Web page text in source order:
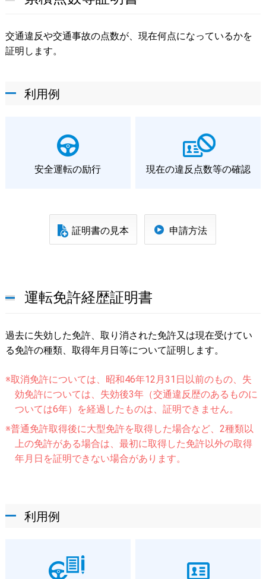
交通違反や交通事故の点数が、現在何点になっているかを
証明します。
利用例
安全運転の励行 現在の違反点数等の確認
証明書の見本 申請方法
運転免許経歴証明書
過去に失効した免許、取り消された免許又は現在受けてい
る免許の種類、取得年月日等について証明します。
取消免許については、昭和46年12月31日以前のもの、失
効免許については、失効後3年（交通違反歴のあるものに
ついては6年）を経過したものは、証明できません。
普通免許取得後に大型免許を取得した場合など、2種類以
上の免許がある場合は、最初に取得した免許以外の取得
年月日を証明できない場合があります。
利用例